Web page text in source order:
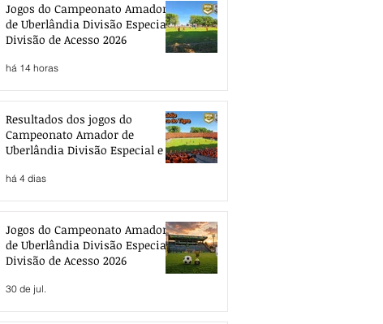
Jogos do Campeonato Amador
de Uberlândia Divisão Especial e
Divisão de Acesso 2026
há 14 horas
Resultados dos jogos do
Campeonato Amador de
Uberlândia Divisão Especial e de
há 4 dias
Jogos do Campeonato Amador
de Uberlândia Divisão Especial e
Divisão de Acesso 2026
30 de jul.